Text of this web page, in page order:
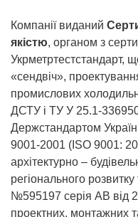
Компанії виданий
якістю, органом з
Укрметртестстандарт,
«сендвіч»,
промислових
ДСТУ і ТУ У 25.1-
Держстандартом
9001-2001 (ISO 9001:
архітектурно –
регіонального
№595197 серія АВ від
проектних, монтажних